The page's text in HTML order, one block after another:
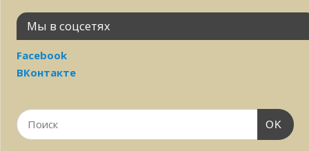
Мы в соцсетях
Facebook
ВКонтакте
OK